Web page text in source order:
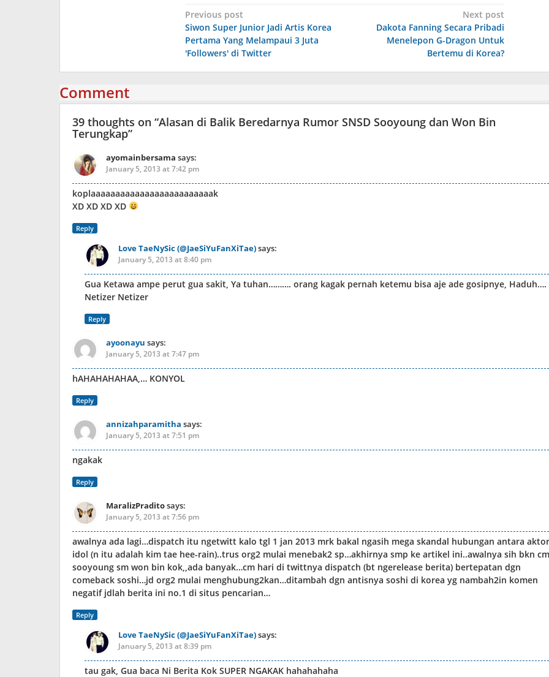
Post
navigation
Previous post
Siwon Super Junior Jadi Artis Korea
Pertama Yang Melampaui 3 Juta
'Followers' di Twitter
Next post
Dakota Fanning Secara Pribadi
Menelepon G-Dragon Untuk
Bertemu di Korea?
Comment
39 thoughts on “Alasan di Balik Beredarnya Rumor SNSD Sooyoung dan Won Bin
Terungkap”
ayomainbersama says:
January 5, 2013 at 7:42 pm
koplaaaaaaaaaaaaaaaaaaaaaaaaak
XD XD XD XD
Reply
Love TaeNySic (@JaeSiYuFanXiTae)says:
January 5, 2013 at 8:40 pm
Gua Ketawa ampe perut gua sakit, Ya tuhan………. orang kagak pernah ketemu bisa aje ade gosipnye, Haduh….
Netizer Netizer
Reply
ayoonayu says:
January 5, 2013 at 7:47 pm
hAHAHAHAHAA,… KONYOL
Reply
annizahparamitha says:
January 5, 2013 at 7:51 pm
ngakak
Reply
MaralizPraditosays:
January 5, 2013 at 7:56 pm
awalnya ada lagi…dispatch itu ngetwitt kalo tgl 1 jan 2013 mrk bakal ngasih mega skandal hubungan antara
idol (n itu adalah kim tae hee-rain)..trus org2 mulai menebak2 sp…akhirnya smp ke artikel ini..awalnya sih bkn cm
sooyoung sm won bin kok,,ada banyak…cm hari di twittnya dispatch (bt ngerelease berita) bertepatan dgn
comeback soshi…jd org2 mulai menghubung2kan…ditambah dgn antisnya soshi di korea yg nambah2in komen
negatif jdlah berita ini no.1 di situs pencarian…
Reply
Love TaeNySic (@JaeSiYuFanXiTae)says:
January 5, 2013 at 8:39 pm
tau gak, Gua baca Ni Berita Kok SUPER NGAKAK hahahahaha